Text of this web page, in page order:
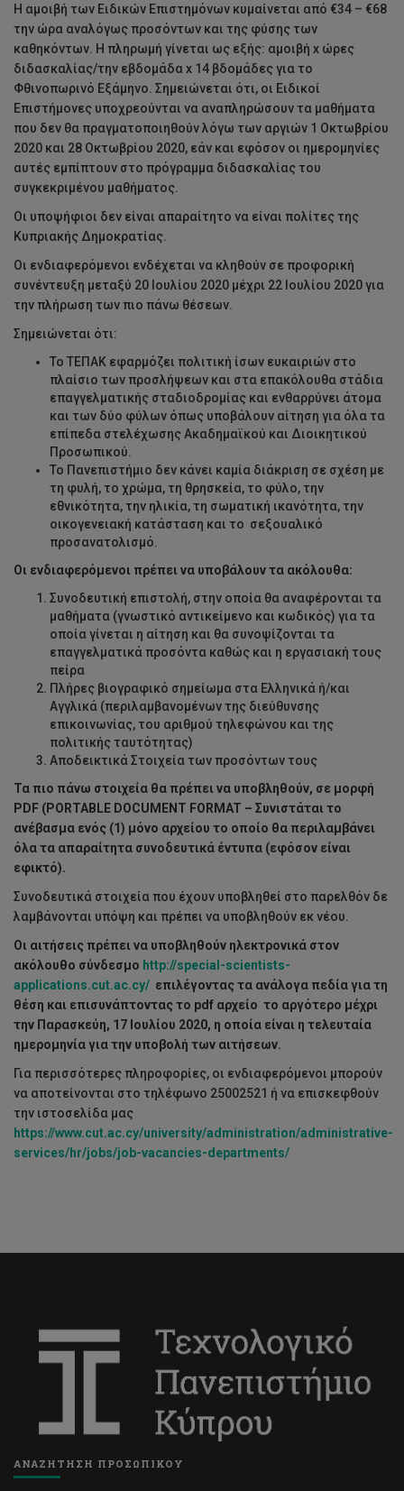
Η αμοιβή των Ειδικών Επιστημόνων κυμαίνεται από €34 – €68
την ώρα αναλόγως προσόντων και της φύσης των
καθηκόντων. Η πληρωμή γίνεται ως εξής: αμοιβή x ώρες
διδασκαλίας/την εβδομάδα x 14 βδομάδες για το
Φθινοπωρινό Εξάμηνο. Σημειώνεται ότι, οι Ειδικοί
Επιστήμονες υποχρεούνται να αναπληρώσουν τα μαθήματα
που δεν θα πραγματοποιηθούν λόγω των αργιών 1 Οκτωβρίου
2020 και 28 Οκτωβρίου 2020, εάν και εφόσον οι ημερομηνίες
αυτές εμπίπτουν στο πρόγραμμα διδασκαλίας του
συγκεκριμένου μαθήματος.
Οι υποψήφιοι δεν είναι απαραίτητο να είναι πολίτες της
Κυπριακής Δημοκρατίας.
Οι ενδιαφερόμενοι ενδέχεται να κληθούν σε προφορική
συνέντευξη μεταξύ 20 Ιουλίου 2020 μέχρι 22 Ιουλίου 2020 για
την πλήρωση των πιο πάνω θέσεων.
Σημειώνεται ότι:
Το ΤΕΠΑΚ εφαρμόζει πολιτική ίσων ευκαιριών στο
πλαίσιο των προσλήψεων και στα επακόλουθα στάδια
επαγγελματικής σταδιοδρομίας και ενθαρρύνει άτομα
και των δύο φύλων όπως υποβάλουν αίτηση για όλα τα
επίπεδα στελέχωσης Ακαδημαϊκού και Διοικητικού
Προσωπικού.
Το Πανεπιστήμιο δεν κάνει καμία διάκριση σε σχέση με
τη φυλή, το χρώμα, τη θρησκεία, το φύλο, την
εθνικότητα, την ηλικία, τη σωματική ικανότητα, την
οικογενειακή κατάσταση και το σεξουαλικό
προσανατολισμό.
Οι ενδιαφερόμενοι πρέπει να υποβάλουν τα ακόλουθα:
Συνοδευτική επιστολή, στην οποία θα αναφέρονται τα
μαθήματα (γνωστικό αντικείμενο και κωδικός) για τα
οποία γίνεται η αίτηση και θα συνοψίζονται τα
επαγγελματικά προσόντα καθώς και η εργασιακή τους
πείρα
Πλήρες βιογραφικό σημείωμα στα Ελληνικά ή/και
Αγγλικά (περιλαμβανομένων της διεύθυνσης
επικοινωνίας, του αριθμού τηλεφώνου και της
πολιτικής ταυτότητας)
Αποδεικτικά Στοιχεία των προσόντων τους
Τα πιο πάνω στοιχεία θα πρέπει να υποβληθούν, σε μορφή
PDF (PORTABLE DOCUMENT FORMAT – Συνιστάται το
ανέβασμα ενός (1) μόνο αρχείου το οποίο θα περιλαμβάνει
όλα τα απαραίτητα συνοδευτικά έντυπα (εφόσον είναι
εφικτό).
Συνοδευτικά στοιχεία που έχουν υποβληθεί στο παρελθόν δε
λαμβάνονται υπόψη και πρέπει να υποβληθούν εκ νέου.
Οι αιτήσεις πρέπει να υποβληθούν ηλεκτρονικά στον
ακόλουθο σύνδεσμο http://special-scientists-
applications.cut.ac.cy/ επιλέγοντας τα ανάλογα πεδία για τη
θέση και επισυνάπτοντας το pdf αρχείο το αργότερο μέχρι
την Παρασκεύη, 17 Ιουλίου 2020, η οποία είναι η τελευταία
ημερομηνία για την υποβολή των αιτήσεων.
Για περισσότερες πληροφορίες, οι ενδιαφερόμενοι μπορούν
να αποτείνονται στο τηλέφωνο 25002521 ή να επισκεφθούν
την ιστοσελίδα μας
https://www.cut.ac.cy/university/administration/administrative-
services/hr/jobs/job-vacancies-departments/
ΑΝΑΖΗΤΗΣΗ ΠΡΟΣΩΠΙΚΟΥ